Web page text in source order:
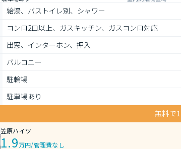
給湯、バストイレ別、シャワー
コンロ2口以上、ガスキッチン、ガスコンロ対応
出窓、インターホン、押入
バルコニー
駐輪場
駐車場あり
無料で
笠原ハイツ
1.9万円/管理費なし